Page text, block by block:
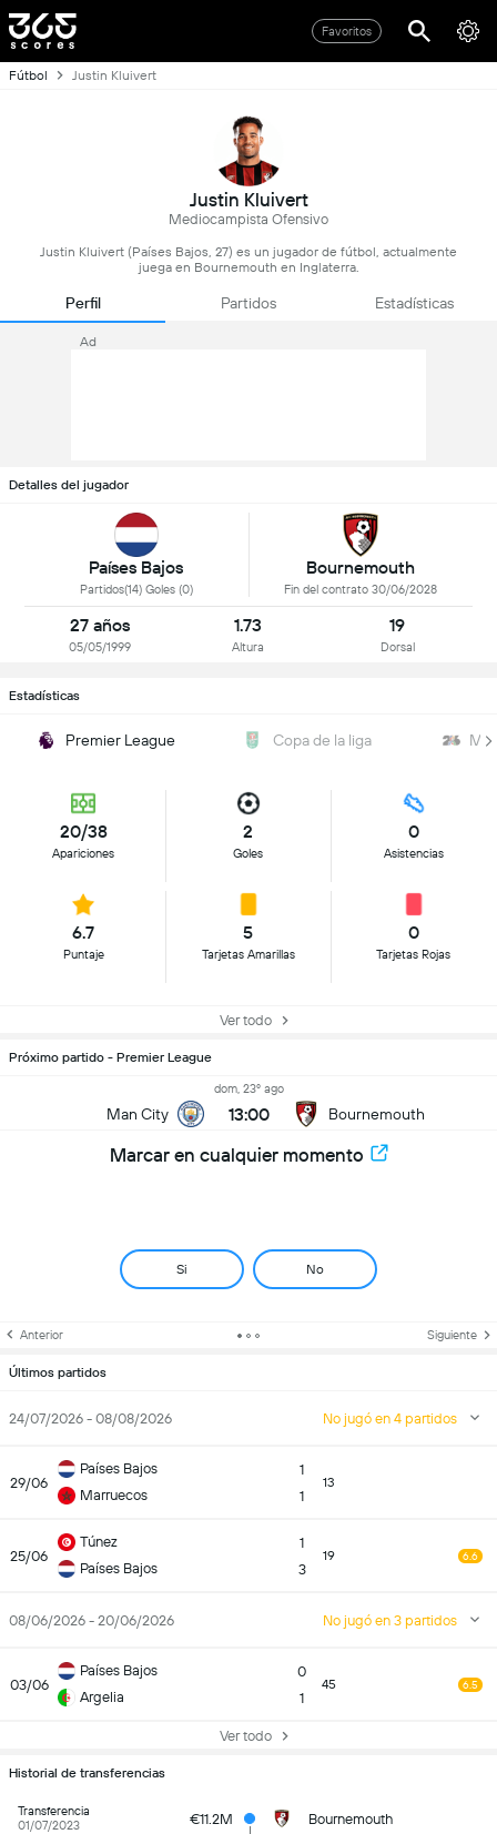
Favoritos
Fútbol Justin Kluivert
Justin Kluivert
Mediocampista Ofensivo
Justin Kluivert (Países Bajos, 27) es un jugador de fútbol, actualmente
juega en Bournemouth en Inglaterra.
Perfil Partidos Estadísticas
Ad
Detalles del jugador
Países Bajos
Partidos(14) Goles (0)
Bournemouth
Fin del contrato 30/06/2028
27 años
05/05/1999
1.73
Altura
19
Dorsal
Estadísticas
Premier League Copa de la liga
20/38
Apariciones
2
Goles
0
Asistencias
6.7
Puntaje
5
Tarjetas Amarillas
0
Tarjetas Rojas
Ver todo
Próximo partido - Premier League
Man City
dom, 23º ago
13:00 Bournemouth
Marcar en cualquier momento
Si No
Anterior Siguiente
Últimos partidos
24/07/2026 - 08/08/2026 No jugó en 4 partidos
29/06
Países Bajos
Marruecos
1
1
13
25/06
Túnez
Países Bajos
1
3
19 6.6
08/06/2026 - 20/06/2026 No jugó en 3 partidos
03/06
Países Bajos
Argelia
0
1
45 6.5
Ver todo
Historial de transferencias
Transferencia
01/07/2023
€11.2M Bournemouth